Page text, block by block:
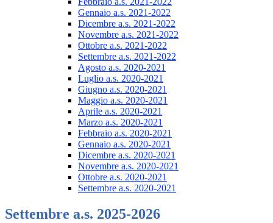
Gennaio a.s. 2021-2022
Dicembre a.s. 2021-2022
Novembre a.s. 2021-2022
Ottobre a.s. 2021-2022
Settembre a.s. 2021-2022
Agosto a.s. 2020-2021
Luglio a.s. 2020-2021
Giugno a.s. 2020-2021
Maggio a.s. 2020-2021
Aprile a.s. 2020-2021
Marzo a.s. 2020-2021
Febbraio a.s. 2020-2021
Gennaio a.s. 2020-2021
Dicembre a.s. 2020-2021
Novembre a.s. 2020-2021
Ottobre a.s. 2020-2021
Settembre a.s. 2020-2021
Settembre a.s. 2025-2026